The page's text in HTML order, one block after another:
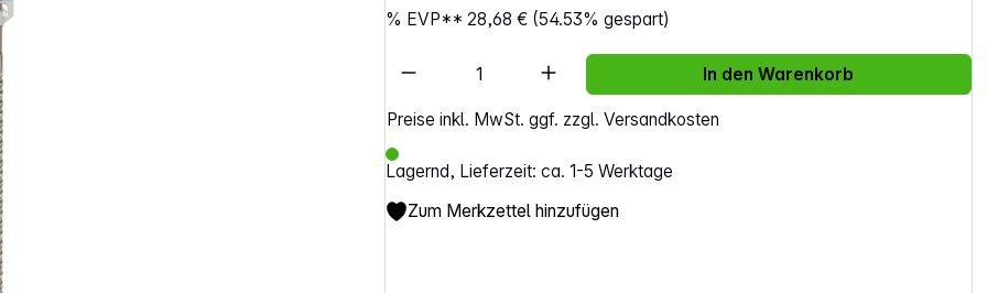
% EVP**28,68 € (54.53% gespart)
Preise inkl. MwSt. ggf. zzgl. Versandkosten
Lagernd, Lieferzeit: ca. 1-5 Werktage
Artikel Anzahl: Gib den gewünschten Wert ein
In den Warenkorb
Zum Merkzettel hinzufügen